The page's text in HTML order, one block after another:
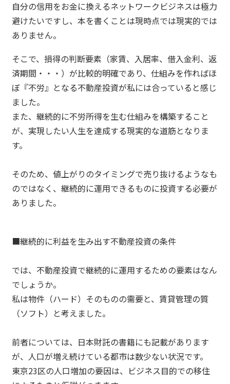
自分の信用をお金に換えるネットワークビジネスは極力
避けたいですし、本を書くことは現時点では現実的では
ありません。
そこで、損得の判断要素（家賃、入居率、借入金利、返
済期間・・・）が比較的明確であり、仕組みを作ればほ
ぼ『不労』となる不動産投資が私には合っていると感じ
ました。
また、継続的に不労所得を生む仕組みを構築すること
が、実現したい人生を達成する現実的な道筋となりま
す。
そのため、値上がりのタイミングで売り抜けるようなも
のではなく、継続的に運用できるものに投資する必要が
ありました。
■継続的に利益を生み出す不動産投資の条件
では、不動産投資で継続的に運用するための要素はなん
でしょうか。
私は物件（ハード）そのものの需要と、賃貸管理の質
（ソフト）と考えました。
前者については、日本財託の書籍にも記載があります
が、人口が増え続けている都市は数少ない状況です。
東京23区の人口増加の要因は、ビジネス目的での移住